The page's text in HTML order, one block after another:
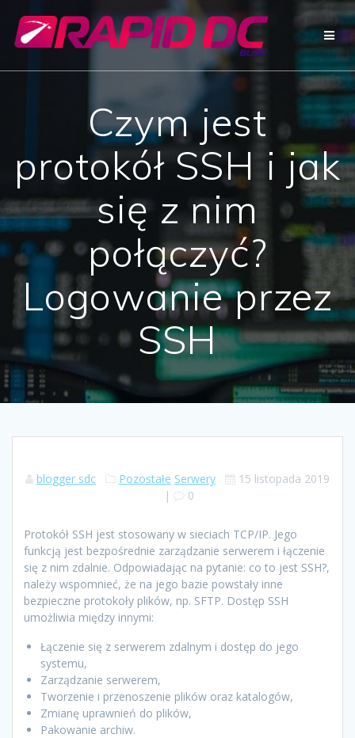
do
treści
Czym jest
protokół SSH i jak
się z nim
połączyć?
Logowanie przez
SSH
blogger sdc Pozostałe Serwery
15 listopada 2019
|
0
Protokół SSH jest stosowany w sieciach TCP/IP. Jego
funkcją jest bezpośrednie zarządzanie serwerem i łączenie
się z nim zdalnie. Odpowiadając na pytanie: co to jest SSH?,
należy wspomnieć, że na jego bazie powstały inne
bezpieczne protokoły plików, np. SFTP. Dostęp SSH
umożliwia między innymi:
Łączenie się z serwerem zdalnym i dostęp do jego
systemu,
Zarządzanie serwerem,
Tworzenie i przenoszenie plików oraz katalogów,
Zmianę uprawnień do plików,
Pakowanie archiw.